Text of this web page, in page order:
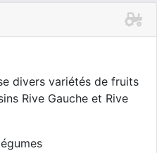
divers variétés de fruits
Rive Gauche et Rive